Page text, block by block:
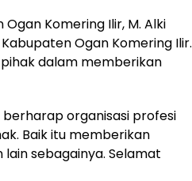
Komering Ilir, M. Alki
Ogan Komering Ilir.
dalam memberikan
berharap organisasi profesi
Baik itu memberikan
sebagainya. Selamat